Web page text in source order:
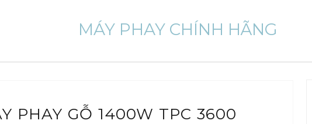
MÁY PHAY CHÍNH HÃNG
PHAY GỖ 1400W TPC 3600